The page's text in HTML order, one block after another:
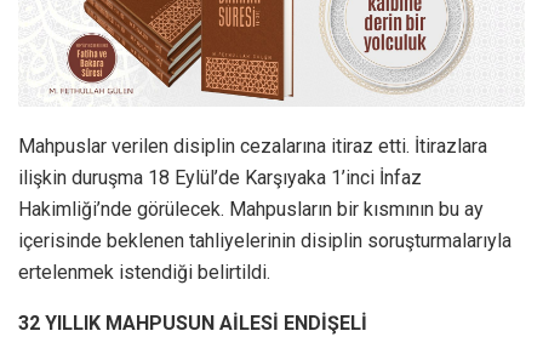
Mahpuslar verilen disiplin cezalarına itiraz etti. İtirazlara
ilişkin duruşma 18 Eylül’de Karşıyaka 1’inci İnfaz
Hakimliği’nde görülecek. Mahpusların bir kısmının bu ay
içerisinde beklenen tahliyelerinin disiplin soruşturmalarıyla
ertelenmek istendiği belirtildi.
32 YILLIK MAHPUSUN AİLESİ ENDİŞELİ